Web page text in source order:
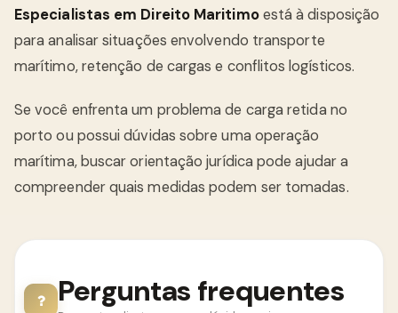
Especialistas em Direito Maritimoestá à disposição
para analisar situações envolvendo transporte
marítimo, retenção de cargas e conflitos logísticos.
Se você enfrenta um problema de carga retida no
porto ou possui dúvidas sobre uma operação
marítima, buscar orientação jurídica pode ajudar a
compreender quais medidas podem ser tomadas.
Perguntas frequentes